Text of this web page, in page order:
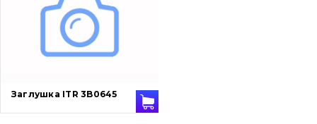
Гидравлика
Трансмиссия
Заглушка ITR 3B0645